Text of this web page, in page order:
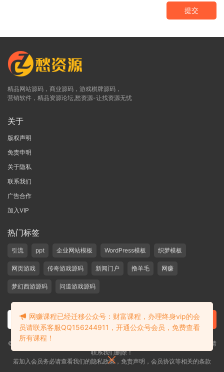
提交
精品网站源码，商业源码，游戏棋牌源码，
营销软件，精品资源论坛,愁资源-让找资源无忧
关于
版权声明
免责申明
关于隐私
联系我们
广告合作
加入VIP
热门标签
引流 ppt 企业网站模板 WordPress模板 织梦模板
网页游戏 传奇游戏源码 新闻门户 撸羊毛 网赚
梦幻西游源码 问道游戏源码
©2019-2020 愁资源 站内大部分资源收集于网络，若侵犯了您的合法权益，请
联系我们删除！
若加入会员务必请查看我们的隐私政策，免责声明，会员协议等相关的条款
网赚课程已经迁移公众号：财富课程，办理终身vip的会
员请联系客服QQ156244911，开通公众号会员，免费查看
所有课程！